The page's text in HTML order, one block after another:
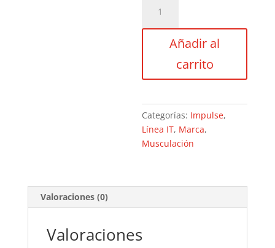
SEATED
PREACHER
cantidad
Añadir al
carrito
Categorías: Impulse,
Línea IT, Marca,
Musculación
Valoraciones (0)
Valoraciones